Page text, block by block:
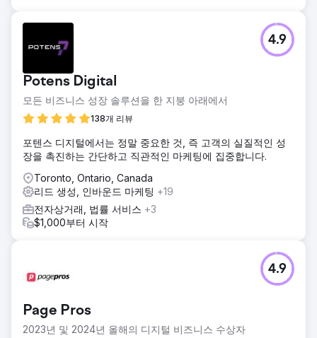
Potens Digital
모든 비즈니스 성장 솔루션을 한 지붕 아래에서
138개 리뷰
4.9
포텐스 디지털에서는 정말 중요한 것, 즉 고객의 실질적인 성
장을 촉진하는 간단하고 직관적인 마케팅에 집중합니다.
Toronto, Ontario, Canada
리드 생성, 인바운드 마케팅 +19
전자상거래, 법률 서비스 +3
$1,000부터 시작
Page Pros
2023년 및 2024년 올해의 디지털 비즈니스 수상자
4.9